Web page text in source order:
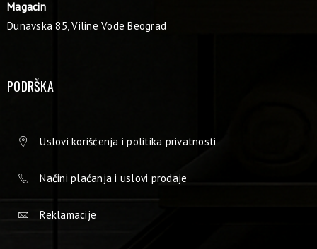
Magacin
Dunavska 85, Viline Vode Beograd
PODRŠKA
Uslovi korišćenja i politika privatnosti
Načini plaćanja i uslovi prodaje
Reklamacije